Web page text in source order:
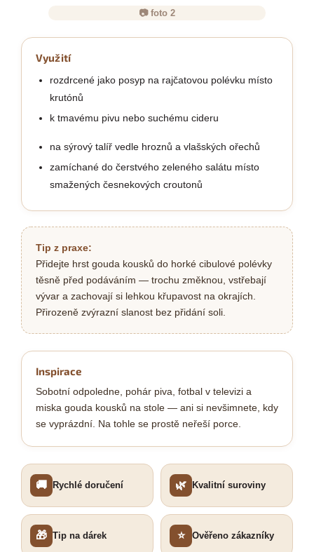
📷 foto 2
Využití
rozdrcené jako posyp na rajčatovou polévku místo
krutónů
k tmavému pivu nebo suchému cideru
na sýrový talíř vedle hroznů a vlašských ořechů
zamíchané do čerstvého zeleného salátu místo
smažených česnekových croutonů
Tip z praxe:
Přidejte hrst gouda kousků do horké cibulové polévky
těsně před podáváním — trochu změknou, vstřebají
vývar a zachovají si lehkou křupavost na okrajích.
Přirozeně zvýrazní slanost bez přidání soli.
Inspirace
Sobotní odpoledne, pohár piva, fotbal v televizi a
miska gouda kousků na stole — ani si nevšimnete, kdy
se vyprázdní. Na tohle se prostě neřeší porce.
🚚 Rychlé doručení 🌿 Kvalitní suroviny
🎁 Tip na dárek ⭐ Ověřeno zákazníky